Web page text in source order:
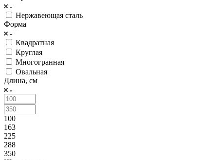
Нержавеющая сталь
Форма
Квадратная
Круглая
Многогранная
Овальная
Длина, см
100
163
225
288
350